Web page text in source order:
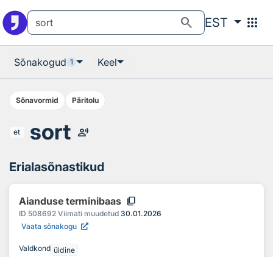
search EST apps
Sõnakogud 1 Keel
Sõnavormid Päritolu
et sort record_voice_over
Erialasõnastikud
Aianduse terminibaas content_copy
ID 508692 Viimati muudetud 30.01.2026
Vaata sõnakogu
Valdkond üldine